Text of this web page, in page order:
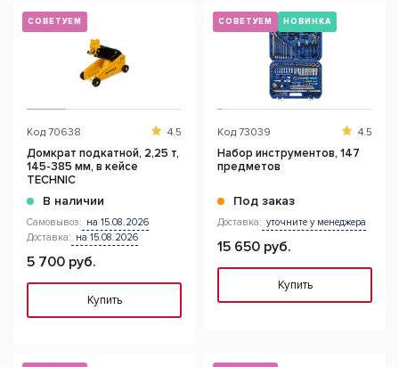
СОВЕТУЕМ
Код 70638 4.5
Домкрат подкатной, 2,25 т,
145-385 мм, в кейсе
TECHNIC
В наличии
Самовывоз: на 15.08.2026
Доставка: на 15.08.2026
5 700 руб.
Купить
СОВЕТУЕМ НОВИНКА
Код 73039 4.5
Набор инструментов, 147
предметов
Под заказ
Доставка: уточните у менеджера
15 650 руб.
Купить